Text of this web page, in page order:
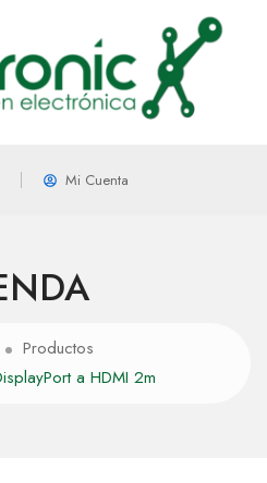
Mi Cuenta
Productos
a HDMI 2m